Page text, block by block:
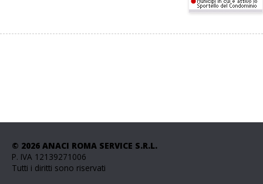
© 2026 ANACI ROMA SERVICE S.R.L.
P. IVA 12139271006
Tutti i diritti sono riservati